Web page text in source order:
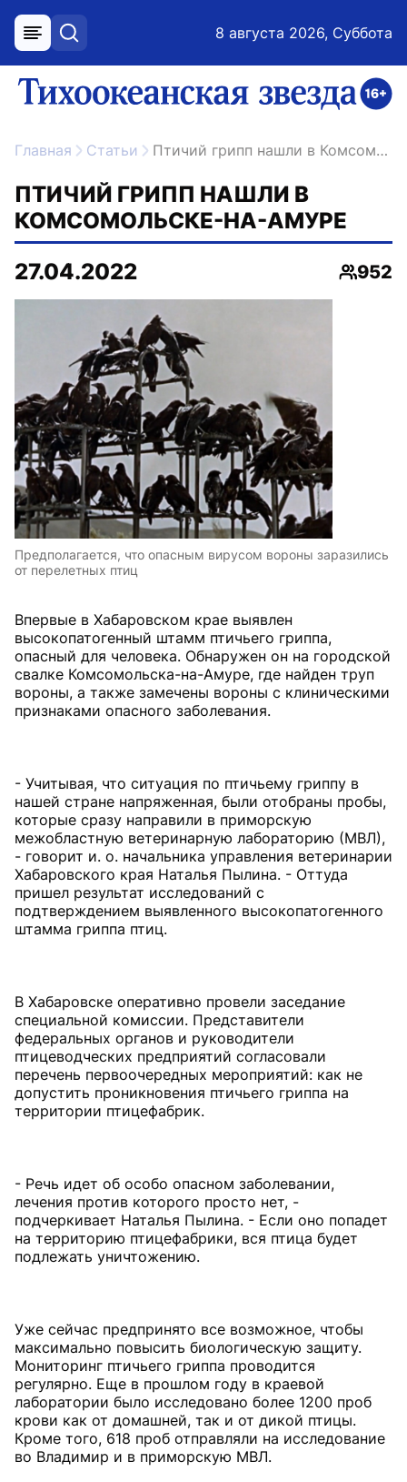
меню поиск 8 августа 2026, Суббота
ссылка на главную
Главная Статьи Птичий грипп нашли в Комсомольске-на-Амуре
ПТИЧИЙ ГРИПП НАШЛИ В
КОМСОМОЛЬСКЕ-НА-АМУРЕ
27.04.2022
952
Предполагается, что опасным вирусом вороны заразились
от перелетных птиц
Впервые в Хабаровском крае выявлен
высокопатогенный штамм птичьего гриппа,
опасный для человека. Обнаружен он на городской
свалке Комсомольска-на-Амуре, где найден труп
вороны, а также замечены вороны с клиническими
признаками опасного заболевания.
- Учитывая, что ситуация по птичьему гриппу в
нашей стране напряженная, были отобраны пробы,
которые сразу направили в приморскую
межобластную ветеринарную лабораторию (МВЛ),
- говорит и. о. начальника управления ветеринарии
Хабаровского края Наталья Пылина. - Оттуда
пришел результат исследований с
подтверждением выявленного высокопатогенного
штамма гриппа птиц.
В Хабаровске оперативно провели заседание
специальной комиссии. Представители
федеральных органов и руководители
птицеводческих предприятий согласовали
перечень первоочередных мероприятий: как не
допустить проникновения птичьего гриппа на
территории птицефабрик.
- Речь идет об особо опасном заболевании,
лечения против которого просто нет, -
подчеркивает Наталья Пылина. - Если оно попадет
на территорию птицефабрики, вся птица будет
подлежать уничтожению.
Уже сейчас предпринято все возможное, чтобы
максимально повысить биологическую защиту.
Мониторинг птичьего гриппа проводится
регулярно. Еще в прошлом году в краевой
лаборатории было исследовано более 1200 проб
крови как от домашней, так и от дикой птицы.
Кроме того, 618 проб отправляли на исследование
во Владимир и в приморскую МВЛ.